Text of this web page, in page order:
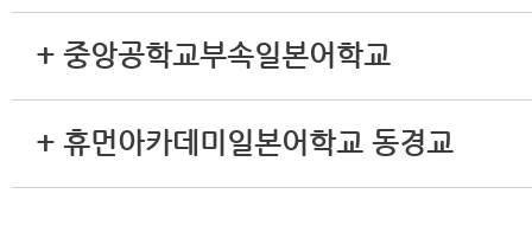
+ 중앙공학교부속일본어학교
+ 휴먼아카데미일본어학교 동경교